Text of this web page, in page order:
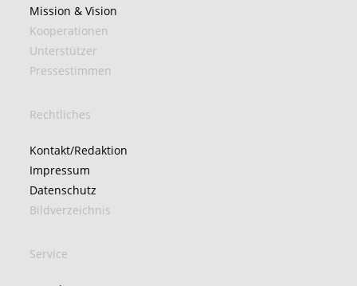
Mission & Vision
Kooperationen
Unterstützer
Pressestimmen
Rechtliches
Kontakt/Redaktion
Impressum
Datenschutz
Bildverzeichnis
Service